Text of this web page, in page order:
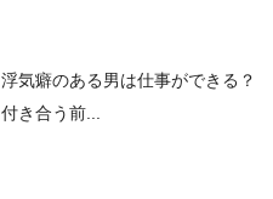
浮気癖のある男は仕事ができる？
付き合う前...